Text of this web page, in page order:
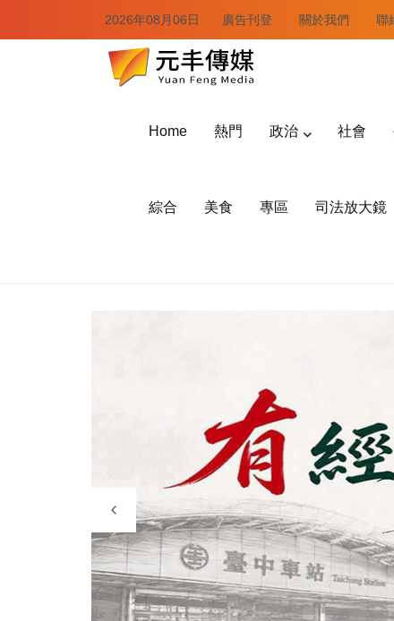
2026年08月06日 廣告刊登 關於我們 聯
Home 熱門 政治 社會
綜合 美食 專區 司法放大鏡